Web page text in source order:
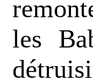
les